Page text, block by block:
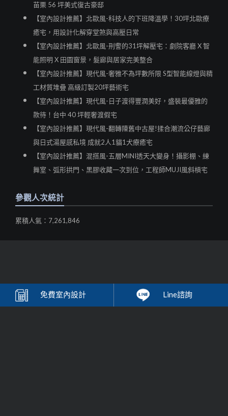
免費室內設計 Line諮詢
苗栗 56 坪美式復古豪邸
【室內設計推薦】北歐風-科技人的下班降溫學！30坪北歐療
癒宅，用設計化解穿堂煞與高壓日常
【室內設計推薦】北歐風-刑警的31坪解壓宅：劇院客廳 X 智
能照明 X 田園窗景，髮廊與居家完美整合
【室內設計推薦】現代風-奢雅不為坪數所限 S型智能線燈與精
工材質堆疊 高級訂製20坪藝術宅
【室內設計推薦】現代風-日子渡得豐潤美好，盛裝最優雅的
款待！台中 40 坪輕奢渡假宅
【室內設計推薦】現代風-翻轉陳舊中古屋!揉合潮流公仔藝廊
與日式湯屋感私境 成就2人1貓1犬療癒宅
【室內設計推薦】混搭風-五層MINI透天大變身！攝影棚、練
舞室、弧形拱門、黑膠收藏一次到位，工程師MUJI風斜槓宅
參觀人次統計
累積人氣：7,261,846